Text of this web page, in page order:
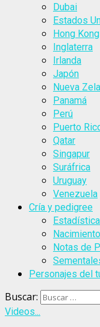
Dubai
Estados
Hong Kong
Inglaterra
Irlanda
Japón
Nueva
Panamá
Perú
Puerto
Qatar
Singapur
Suráfrica
Uruguay
Venezuela
Cría y pedigree
Notas de
Personajes del
Buscar:
Videos...